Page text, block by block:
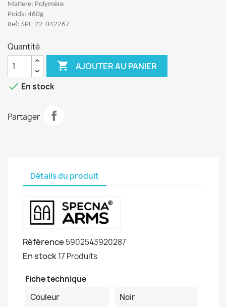
Matiere: Polymère
Poids: 460g
Ref: SPE-22-042267
Quantité
 AJOUTER AU PANIER
 En stock
Partager
Détails du produit
Référence 5902543920287
En stock17 Produits
Fiche technique
Couleur
Noir